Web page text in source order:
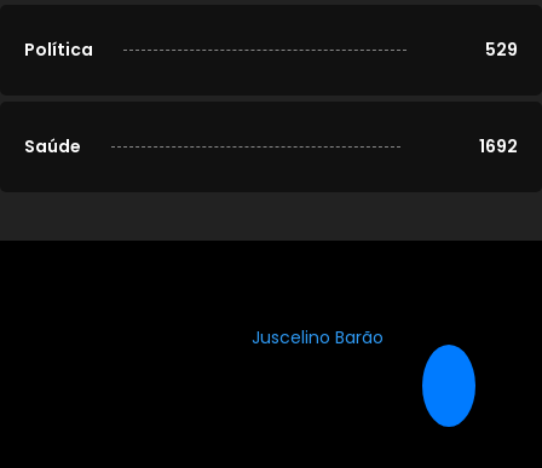
Política 529
Saúde 1692
Juscelino Barão